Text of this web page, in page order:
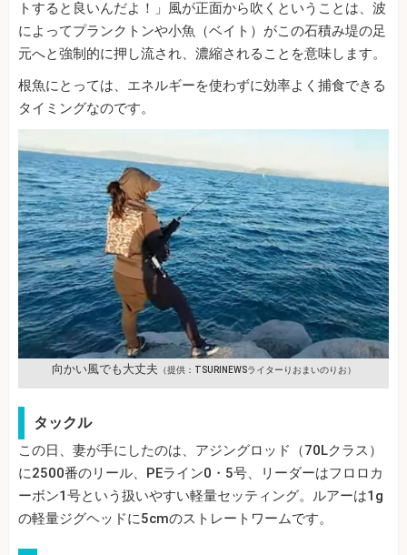
トすると良いんだよ！」風が正面から吹くということは、波
によってプランクトンや小魚（ベイト）がこの石積み堤の足
元へと強制的に押し流され、濃縮されることを意味します。
根魚にとっては、エネルギーを使わずに効率よく捕食できる
タイミングなのです。
向かい風でも大丈夫 （提供：TSURINEWSライターりおまいのりお）
タックル
この日、妻が手にしたのは、アジングロッド（70Lクラス）
に2500番のリール、PEライン0・5号、リーダーはフロロカ
ーボン1号という扱いやすい軽量セッティング。ルアーは1g
の軽量ジグヘッドに5cmのストレートワームです。